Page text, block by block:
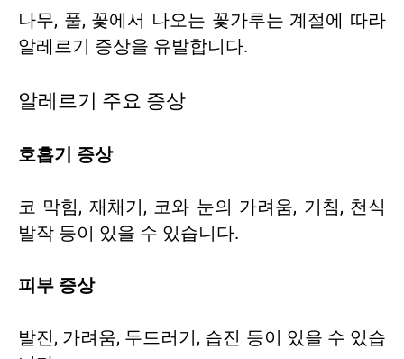
나무, 풀, 꽃에서 나오는 꽃가루는 계절에 따라
알레르기 증상을 유발합니다.
알레르기 주요 증상
호흡기 증상
코 막힘, 재채기, 코와 눈의 가려움, 기침, 천식
발작 등이 있을 수 있습니다.
피부 증상
발진, 가려움, 두드러기, 습진 등이 있을 수 있습